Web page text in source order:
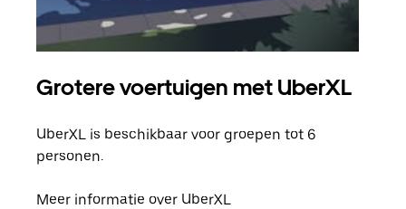
Grotere voertuigen met UberXL
UberXL is beschikbaar voor groepen tot 6
personen.
Meer informatie over UberXL